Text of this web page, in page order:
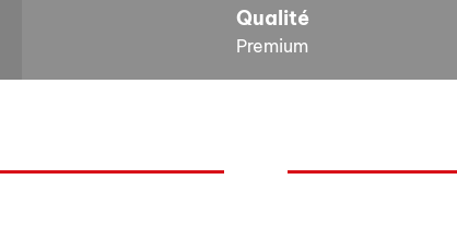
Qualité
Premium